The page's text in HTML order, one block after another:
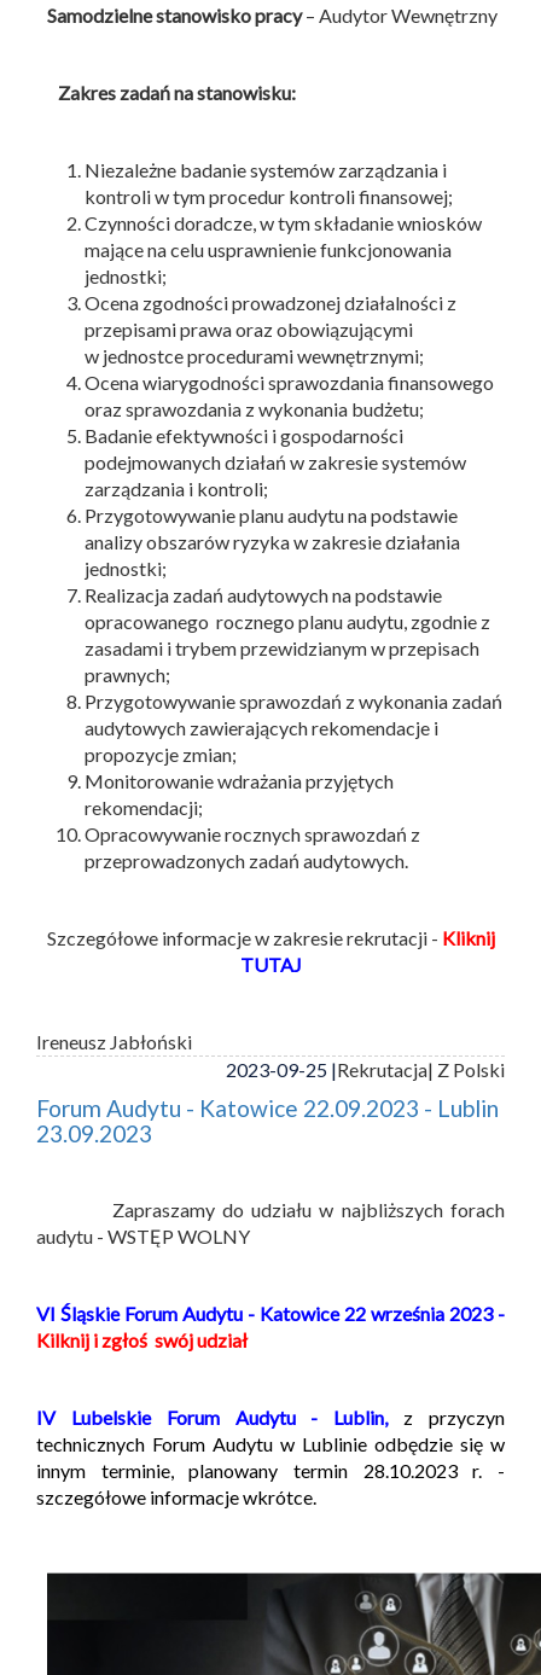
Samodzielne stanowisko pracy– Audytor Wewnętrzny
Zakres zadań na stanowisku:
Niezależne badanie systemów zarządzania i
kontroli w tym procedur kontroli finansowej;
Czynności doradcze, w tym składanie wniosków
mające na celu usprawnienie funkcjonowania
jednostki;
Ocena zgodności prowadzonej działalności z
przepisami prawa oraz obowiązującymi
w jednostce procedurami wewnętrznymi;
Ocena wiarygodności sprawozdania finansowego
oraz sprawozdania z wykonania budżetu;
Badanie efektywności i gospodarności
podejmowanych działań w zakresie systemów
zarządzania i kontroli;
Przygotowywanie planu audytu na podstawie
analizy obszarów ryzyka w zakresie działania
jednostki;
Realizacja zadań audytowych na podstawie
opracowanego rocznego planu audytu, zgodnie z
zasadami i trybem przewidzianym w przepisach
prawnych;
Przygotowywanie sprawozdań z wykonania zadań
audytowych zawierających rekomendacje i
propozycje zmian;
Monitorowanie wdrażania przyjętych
rekomendacji;
Opracowywanie rocznych sprawozdań z
przeprowadzonych zadań audytowych.
Szczegółowe informacje w zakresie rekrutacji - Kliknij
TUTAJ
Ireneusz Jabłoński
2023-09-25 |Rekrutacja| Z Polski
Forum Audytu - Katowice 22.09.2023 - Lublin
23.09.2023
Zapraszamy do udziału w najbliższych forach
audytu - WSTĘP WOLNY
VI Śląskie Forum Audytu - Katowice 22 września 2023 -
Kilknij i zgłoś swój udział
IV Lubelskie Forum Audytu - Lublin,
z przyczyn
technicznych Forum Audytu w Lublinie odbędzie się w
innym terminie, planowany termin 28.10.2023 r. -
szczegółowe informacje wkrótce.